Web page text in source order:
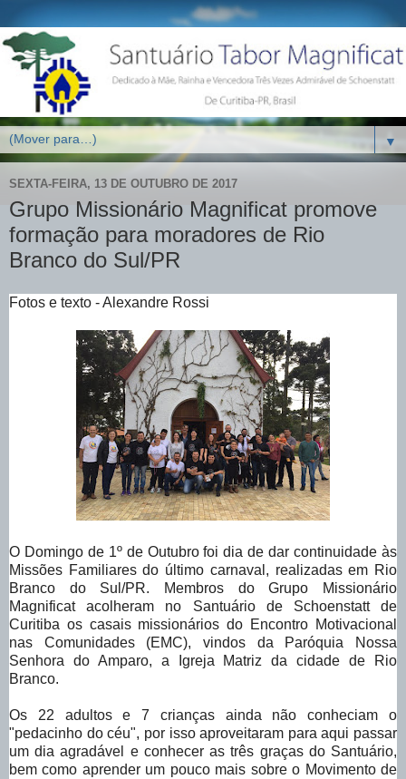
▼
SEXTA-FEIRA, 13 DE OUTUBRO DE 2017
Grupo Missionário Magnificat promove
formação para moradores de Rio
Branco do Sul/PR
Fotos e texto - Alexandre Rossi
O Domingo de 1º de Outubro foi dia de dar continuidade às
Missões Familiares do último carnaval, realizadas em Rio
Branco do Sul/PR. Membros do Grupo Missionário
Magnificat acolheram no Santuário de Schoenstatt de
Curitiba os casais missionários do Encontro Motivacional
nas Comunidades (EMC), vindos da Paróquia Nossa
Senhora do Amparo, a Igreja Matriz da cidade de Rio
Branco.
Os 22 adultos e 7 crianças ainda não conheciam o
"pedacinho do céu", por isso aproveitaram para aqui passar
um dia agradável e conhecer as três graças do Santuário,
bem como aprender um pouco mais sobre o Movimento de